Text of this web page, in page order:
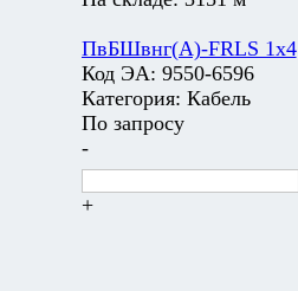
ПвБШвнг(А)-FRLS 1х4
Код ЭА: 9550-6596
Категория: Кабель
По запросу
-
+